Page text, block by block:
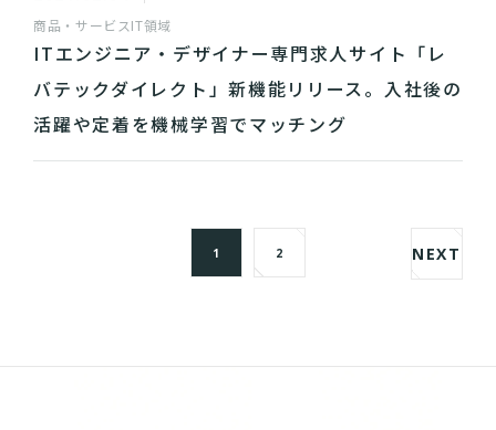
商品・サービスIT領域
ITエンジニア・デザイナー専門求人サイト「レ
バテックダイレクト」新機能リリース。入社後の
活躍や定着を機械学習でマッチング
1 2 NEXT